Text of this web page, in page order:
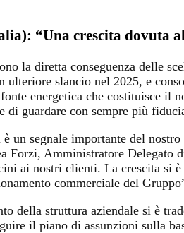
“Una crescita dovuta
la diretta conseguenza delle
ulteriore slancio nel 2025, e
energetica che costituisce il
di guardare con sempre più
un segnale importante del
Forzi, Amministratore
ai nostri clienti. La crescita si
commerciale del
della struttura aziendale si è
il piano di assunzioni sulla